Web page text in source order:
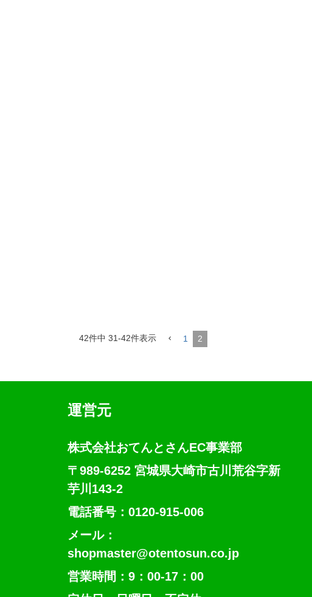
42件中 31-42件表示 1 2
運営元
株式会社おてんとさんEC事業部
〒989-6252 宮城県大崎市古川荒谷字新
芋川143-2
電話番号：0120-915-006
メール：
shopmaster@otentosun.co.jp
営業時間：9：00-17：00